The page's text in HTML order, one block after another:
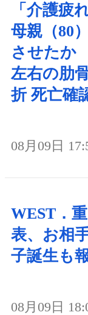
「介護疲
母親（80
させたか
左右の肋
折 死亡
08月09日
WEST．
表、お相
子誕生も
08月09日